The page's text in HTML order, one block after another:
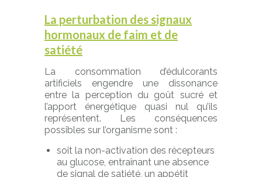
La perturbation des signaux
hormonaux de faim et de
satiété
La consommation d’édulcorants
artificiels engendre une dissonance
entre la perception du goût sucré et
l’apport énergétique quasi nul qu’ils
représentent. Les conséquences
possibles sur l’organisme sont :
soit la non-activation des récepteurs
au glucose, entraînant une absence
de signal de satiété, un appétit